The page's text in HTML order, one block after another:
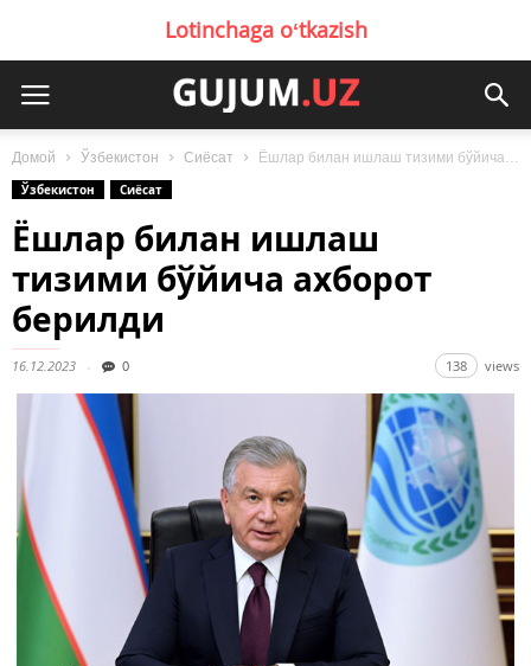
Lotinchaga oʻtkazish
Домой Ўзбекистон Сиёсат
Ёшлар билан ишлаш тизими бўйича ахборот берилди
Ўзбекистон
Сиёсат
Ёшлар билан ишлаш
тизими бўйича ахборот
берилди
16.12.2023 0 138 views